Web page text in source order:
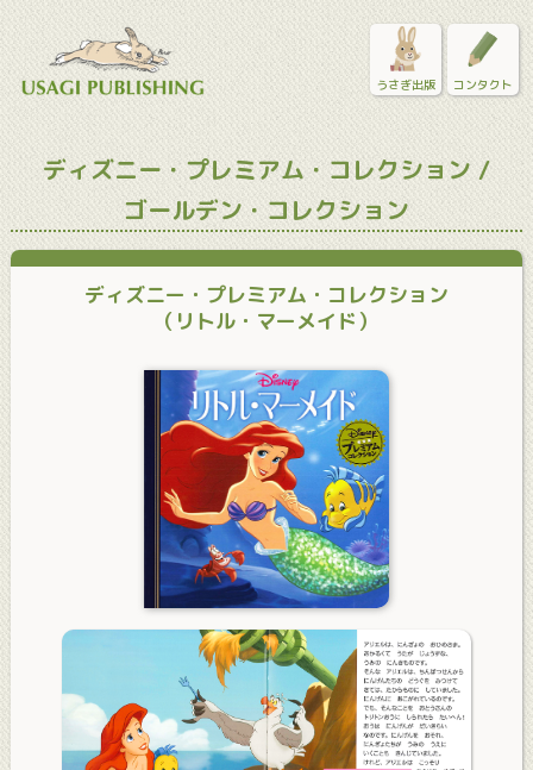
うさぎ出版 コンタクト
ディズニー・プレミアム・コレクション /
ゴールデン・コレクション
ディズニー・プレミアム・コレクション
（リトル・マーメイド）